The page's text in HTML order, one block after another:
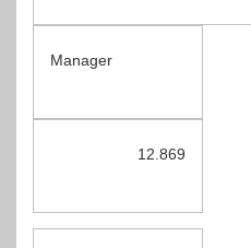
Manager
12.869